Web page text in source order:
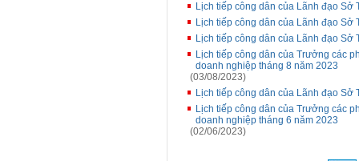
Lịch tiếp công dân của Lãnh đạo Sở
Lịch tiếp công dân của Lãnh đạo Sở
Lịch tiếp công dân của Lãnh đạo Sở
Lịch tiếp công dân của Trưởng các
doanh nghiệp tháng 8 năm 2023
(03/08/2023)
Lịch tiếp công dân của Lãnh đạo Sở
Lịch tiếp công dân của Trưởng các
doanh nghiệp tháng 6 năm 2023
(02/06/2023)